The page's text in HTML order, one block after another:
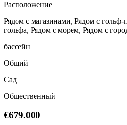
Расположение
Рядом с магазинами, Рядом с
гольфа, Рядом с морем, Рядом с
бассейн
Общий
Сад
Общественный
€679.000